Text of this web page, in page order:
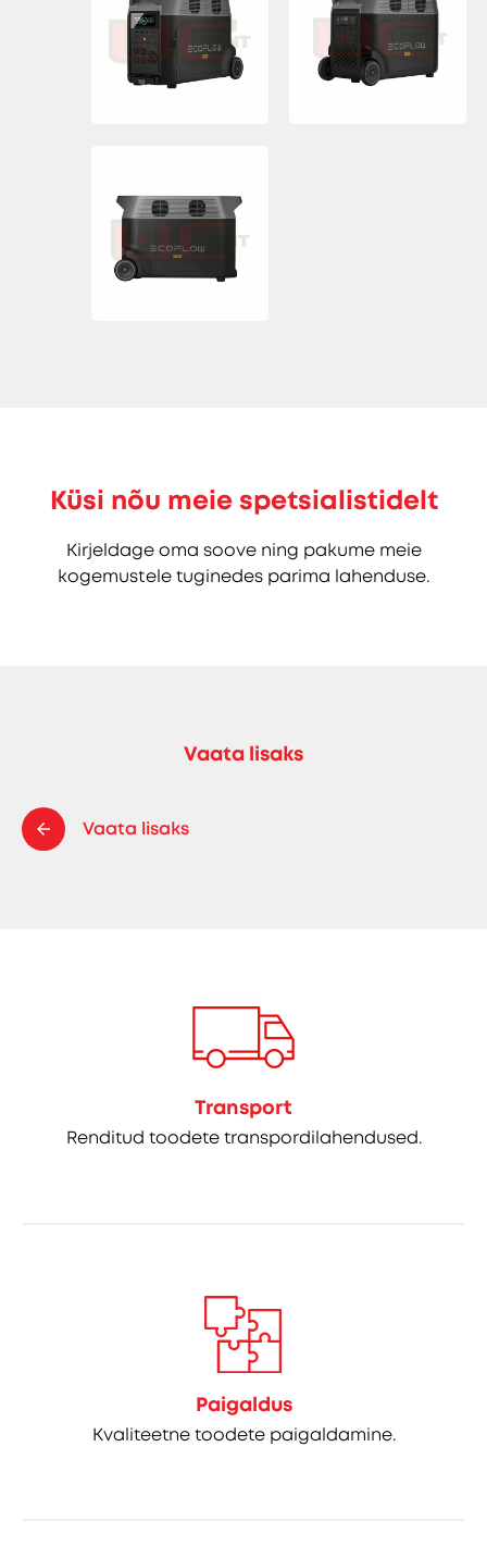
Küsi nõu meie spetsialistidelt
Kirjeldage oma soove ning pakume meie
kogemustele tuginedes parima lahenduse.
Vaata lisaks
Vaata lisaks
Transport
Renditud toodete transpordilahendused.
Paigaldus
Kvaliteetne toodete paigaldamine.